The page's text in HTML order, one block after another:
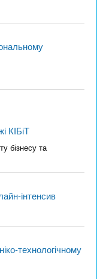
КІБіТ
бізнесу та
інтенсив
технологічному